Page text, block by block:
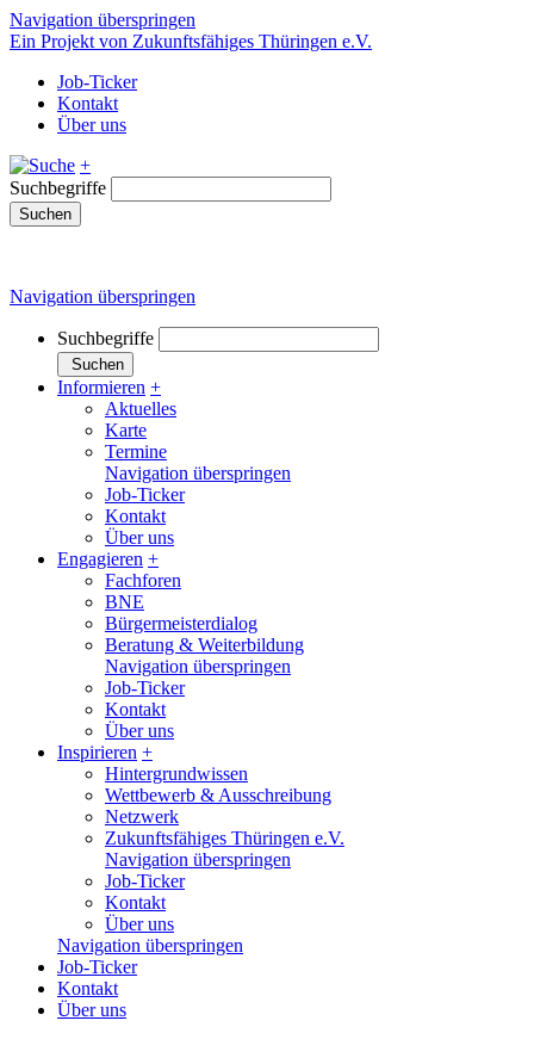
Navigation überspringen
Ein Projekt von Zukunftsfähiges Thüringen e.V.
Job-Ticker
Kontakt
Über uns
+
Suchbegriffe
Suchen
Navigation überspringen
Suchbegriffe
Suchen
Informieren +
Aktuelles
Karte
Termine
Navigation überspringen
Job-Ticker
Kontakt
Über uns
Engagieren +
Fachforen
BNE
Bürgermeisterdialog
Beratung & Weiterbildung
Navigation überspringen
Job-Ticker
Kontakt
Über uns
Inspirieren +
Hintergrundwissen
Wettbewerb & Ausschreibung
Netzwerk
Zukunftsfähiges Thüringen e.V.
Navigation überspringen
Job-Ticker
Kontakt
Über uns
Navigation überspringen
Job-Ticker
Kontakt
Über uns